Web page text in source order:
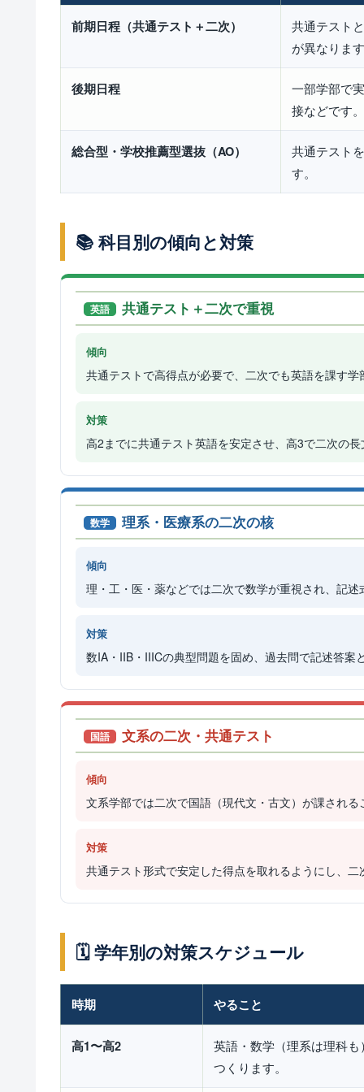
前期日程（共通テスト＋二次）
共通テスト
が異なりま
後期日程
一部学部で
接などです。
総合型・学校推薦型選抜（AO）
共通テスト
す。
📚 科目別の傾向と対策
英語 共通テスト＋二次で重視
傾向
共通テストで高得点が必要で、二次でも英語を課す
対策
高2までに共通テスト英語を安定させ、高3で二次の
数学 理系・医療系の二次の核
傾向
理・工・医・薬などでは二次で数学が重視され、記
対策
数IA・IIB・IIICの典型問題を固め、過去問で記述答案
国語 文系の二次・共通テスト
傾向
文系学部では二次で国語（現代文・古文）が課され
対策
共通テスト形式で安定した得点を取れるようにし、
🗓️ 学年別の対策スケジュール
時期 やること
高1〜高2
英語・数学（理系は理科
つくります。